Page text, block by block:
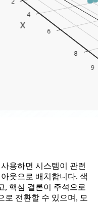
용하면 시스템이 관련
웃으로 배치합니다. 색
, 핵심 결론이 주석으로
로 전환할 수 있으며, 모